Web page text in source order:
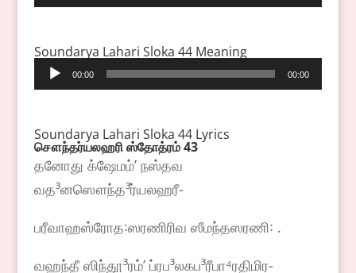
Player
Soundarya Lahari Sloka 44 Meaning
Audio
Player
00:00 00:00
Soundarya Lahari Sloka 44 Lyrics
சௌந்தர்யலஹரி ஸ்தோத்ரம் 43
தனோது க்ஷேமம்ʼ நஸ்தவ
வத³னஸௌந்த³ர்யலஹரீ-
பரீவாஹஸ்ரோத꞉ஸரணிரிவ ஸீமந்தஸரணி꞉ .
வஹந்தீ ஸிந்தூ³ரம்ʼ ப்ரப³லகப³ரீபா⁴ரதிமிர-